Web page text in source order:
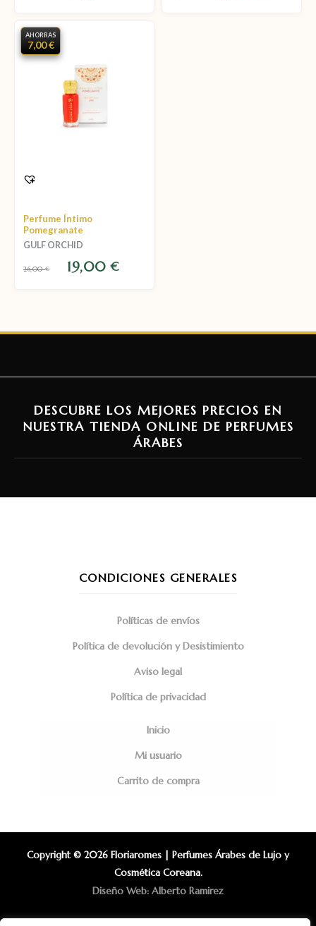
AHORRAS
7,00 €
Perfume Íntimo
Pomegranate
GULF ORCHID
26,00€ 19,00€
DESCUBRE LOS MEJORES PRECIOS EN
NUESTRA TIENDA ONLINE DE PERFUMES
ÁRABES
CONDICIONES GENERALES
Políticas de envíos
Política de devolución y Desistimiento
Aviso legal
Política de privacidad
Inicio
Mi usuario
Carrito de compra
Copyright © 2026 Floriaromes | Perfumes Árabes de Lujo y
Cosmética Coreana.
Diseño Web: Alberto Ramirez